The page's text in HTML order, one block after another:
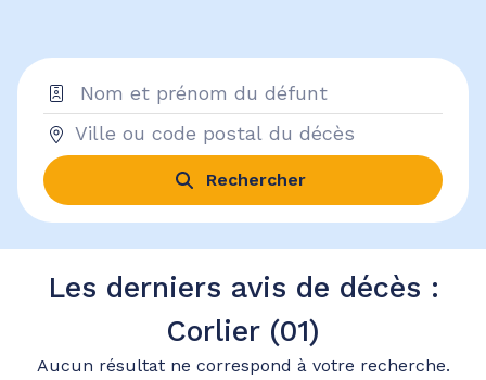
Rechercher
Les derniers avis de décès :
Corlier (01)
Aucun résultat ne correspond à votre recherche.